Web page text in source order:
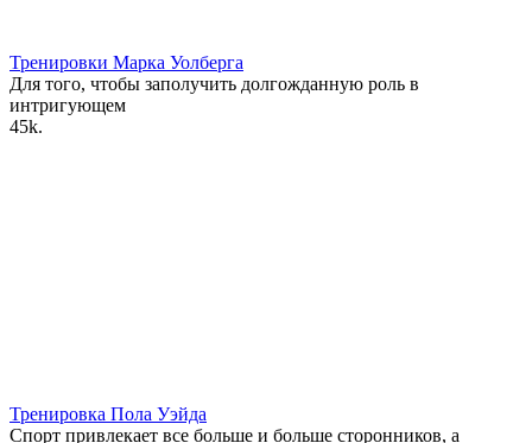
Тренировки Марка Уолберга
Для того, чтобы заполучить долгожданную роль в
интригующем
45k.
Тренировка Пола Уэйда
Спорт привлекает все больше и больше сторонников, а